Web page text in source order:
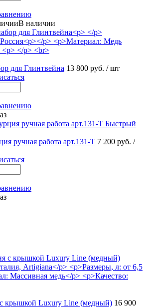
В наличии
для Глинтвейна 13 800 руб. / шт
Быстрый
ручная работа арт.131-Т 7 200 руб. /
крышкой Luxury Line (медный) 16 900